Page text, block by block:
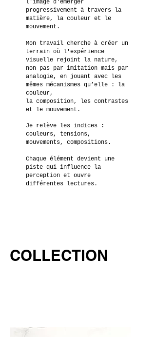
l'image d'émerger
progressivement à travers la
matière, la couleur et le
mouvement.
Mon travail cherche à créer un
terrain où l'expérience
visuelle rejoint la nature,
non pas par imitation mais par
analogie, en jouant avec les
mêmes mécanismes qu’elle : la
couleur,
la composition, les contrastes
et le mouvement.
Je relève les indices :
couleurs, tensions,
mouvements, compositions.
Chaque élément devient une
piste qui influence la
perception et ouvre
différentes lectures.
COLLECTION